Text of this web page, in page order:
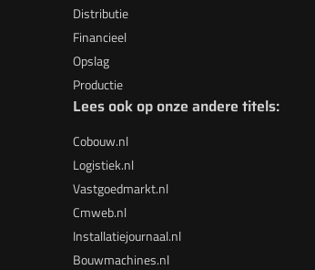
Distributie
Financieel
Opslag
Productie
Lees ook op onze andere titels:
Cobouw.nl
Logistiek.nl
Vastgoedmarkt.nl
Cmweb.nl
Installatiejournaal.nl
Bouwmachines.nl